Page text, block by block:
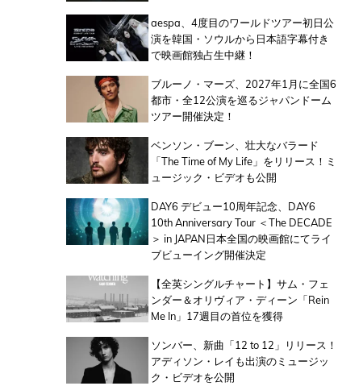
aespa、4度目のワールドツアー初日公
演を韓国・ソウルから日本語字幕付き
で映画館独占生中継！
ブルーノ・マーズ、2027年1月に全国6
都市・全12公演を巡るジャパンドーム
ツアー開催決定！
ベンソン・ブーン、壮大なバラード
「The Time of My Life」をリリース！ミ
ュージック・ビデオも公開
DAY6 デビュー10周年記念、DAY6
10th Anniversary Tour ＜The DECADE
＞ in JAPAN日本全国の映画館にてライ
ブビューイング開催決定
【全英シングルチャート】サム・フェ
ンダー＆オリヴィア・ディーン「Rein
Me In」17週目の首位を獲得
ソンバー、新曲「12 to 12」リリース！
アディソン・レイも出演のミュージッ
ク・ビデオを公開